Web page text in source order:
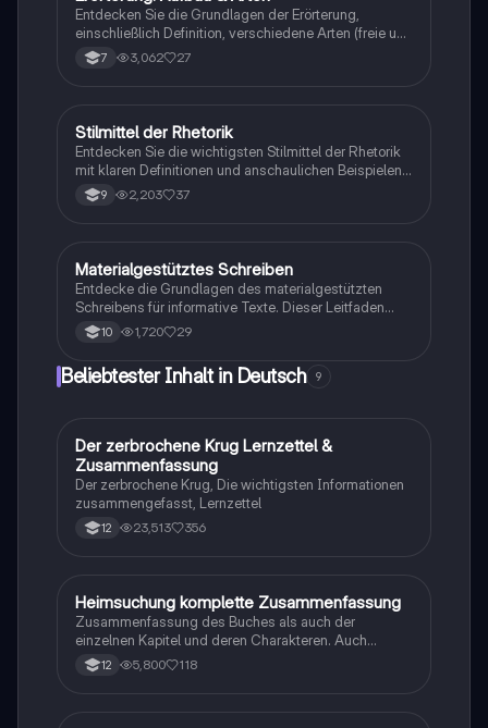
Analysefähigkeiten verbessern möchten.
Entdecken Sie die Grundlagen der Erörterung,
einschließlich Definition, verschiedene Arten (freie und
textgebundene Erörterung) und den strukturierten
Aufbau (Einleitung, Hauptteil, Schluss). Diese
Erörterung. Ideal für Schüler, die ihre
Argumentationsfähigkeiten verbessern möchten.
7 3,062 27
Deutsch
Stilmittel der Rhetorik
Entdecken Sie die wichtigsten Stilmittel der Rhetorik
mit klaren Definitionen und anschaulichen Beispielen.
Diese Zusammenstellung umfasst Alliteration,
Anapher, Euphemismus, Ironie und viele weitere
schriftlichen und mündlichen Arbeiten.
9 2,203 37
Deutsch
Materialgestütztes Schreiben
Entdecke die Grundlagen des materialgestützten
Schreibens für informative Texte. Dieser Leitfaden
behandelt die Struktur, wichtige sprachliche Mittel und
praktische Beispiele, um deine Schreibfähigkeiten zu
verbessern. Ideal für Schüler, die lernen möchten, wie
man Informationen klar und sachlich präsentiert.
10 1,720 29
Beliebtester Inhalt in Deutsch 9
Deutsch
Der zerbrochene Krug Lernzettel &
Zusammenfassung
Der zerbrochene Krug, Die wichtigsten Informationen
zusammengefasst, Lernzettel
12 23,513 356
Deutsch
Heimsuchung komplette Zusammenfassung
Zusammenfassung des Buches als auch der
einzelnen Kapitel und deren Charakteren. Auch
tabellarisch. Im Unterricht ohne KI erstellt
12 5,800 118